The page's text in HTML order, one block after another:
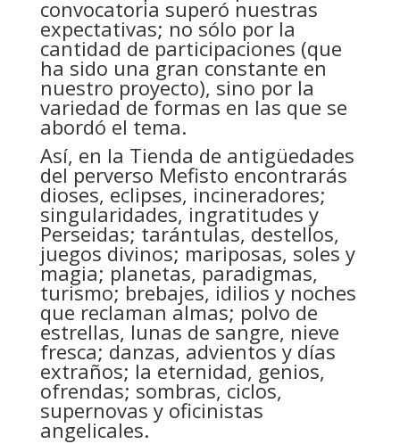
convocatoria superó nuestras
expectativas; no sólo por la
cantidad de participaciones (que
ha sido una gran constante en
nuestro proyecto), sino por la
variedad de formas en las que se
abordó el tema.
Así, en la Tienda de antigüedades
del perverso Mefisto encontrarás
dioses, eclipses, incineradores;
singularidades, ingratitudes y
Perseidas; tarántulas, destellos,
juegos divinos; mariposas, soles y
magia; planetas, paradigmas,
turismo; brebajes, idilios y noches
que reclaman almas; polvo de
estrellas, lunas de sangre, nieve
fresca; danzas, advientos y días
extraños; la eternidad, genios,
ofrendas; sombras, ciclos,
supernovas y oficinistas
angelicales.